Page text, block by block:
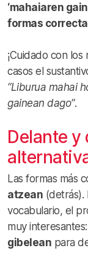
‘mahaiaren
formas
¡Cuidado con
casos el
“Liburua mahai
gainean dago”.
Delante y
Las formas más
atzean (detrás).
vocabulario, el
muy interesantes:
gibelean para